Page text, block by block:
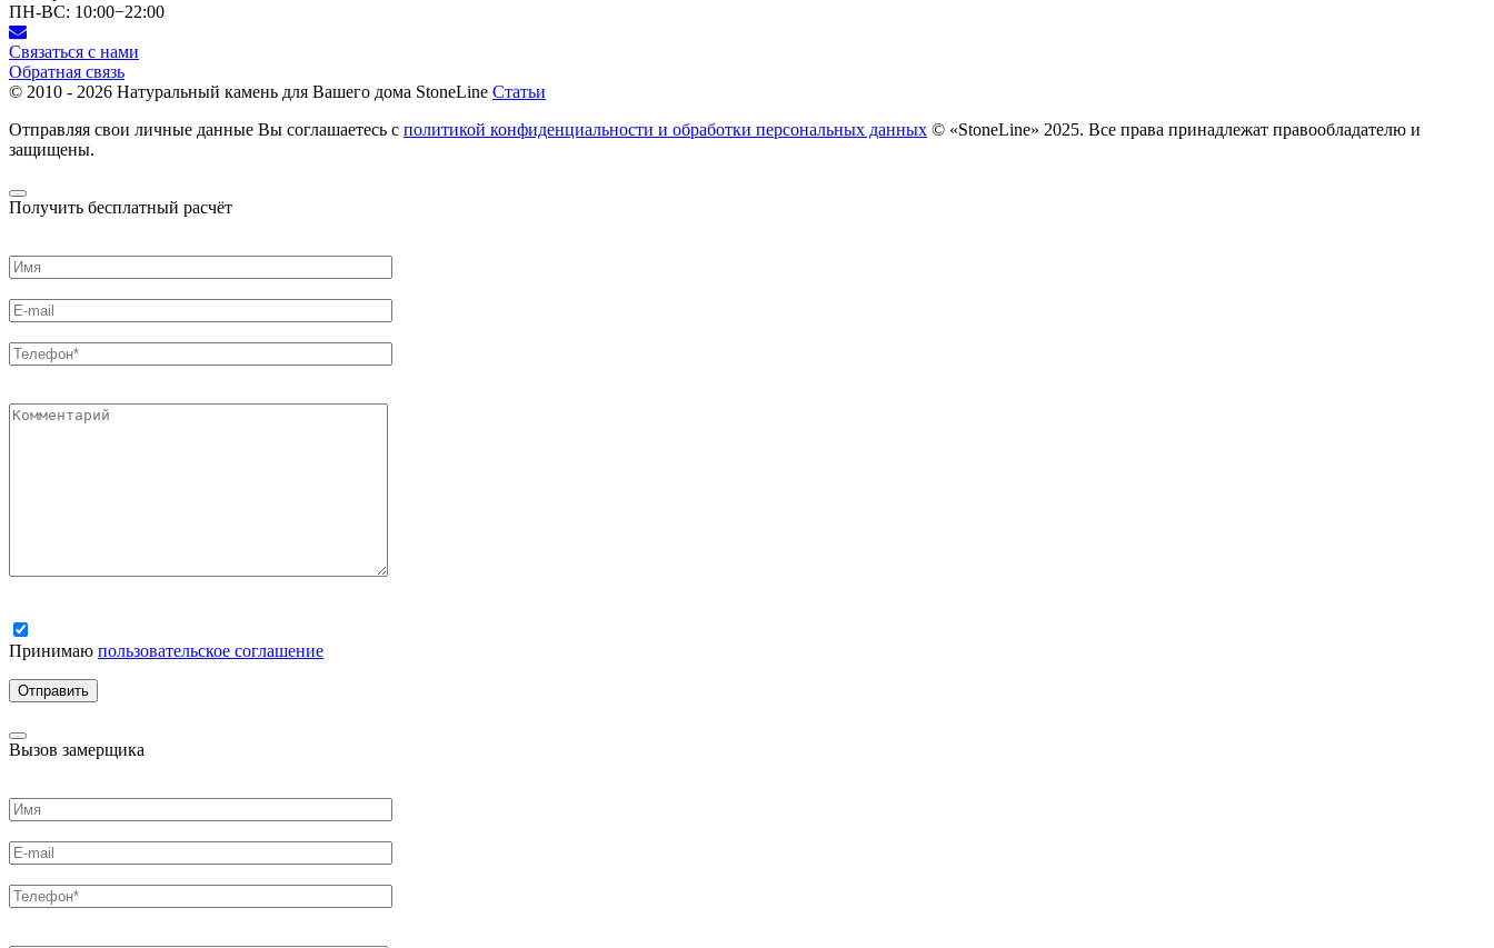
ПН-ВС: 10:00−22:00
Связаться с нами
Обратная связь
© 2010 - 2026 Натуральный камень для Вашего дома StoneLine Статьи
Отправляя свои личные данные Вы соглашаетесь с политикой конфиденциальности и обработки персональных данных © «StoneLine» 2025. Все права принадлежат правообладателю и
защищены.
Получить бесплатный расчёт
Принимаю пользовательское соглашение
Вызов замерщика